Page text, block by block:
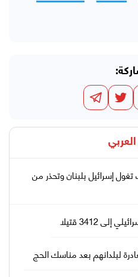
إسرائيل بلبنان وتحذر من
3412 قتيلا
لبلدانهم بعد مناسك الحج